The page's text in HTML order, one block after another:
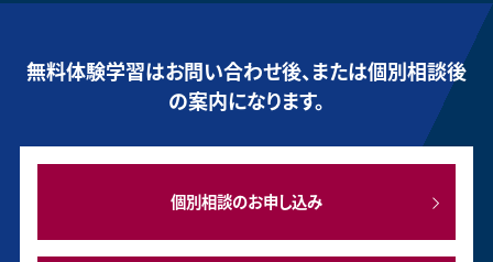
無料体験学習はお問い合わせ後、または個別相談後
の案内になります。
個別相談のお申し込み